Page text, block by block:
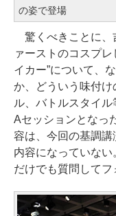
の姿で登場
驚くべきことに、
ァーストのコスプ
イカー”について、
か、どういう味付
ル、バトルスタイ
Aセッションとなっ
容は、今回の基調
内容になっていな
だけでも質問してフ